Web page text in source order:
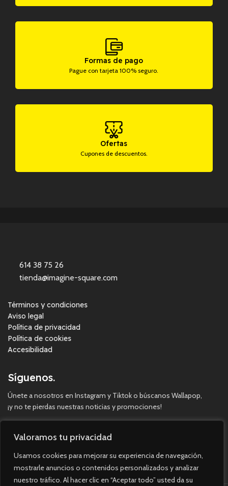
Valoramos tu privacidad
Usamos cookies para mejorar su experiencia de navegación,
mostrarle anuncios o contenidos personalizados y analizar
nuestro tráfico. Al hacer clic en “Aceptar todo” usted da su
Formas de pago
Pague con tarjeta 100% seguro.
Ofertas
Cupones de descuentos.
614 38 75 26
tienda@imagine-square.com
Términos y condiciones
Aviso legal
Política de privacidad
Política de cookies
Accesibilidad
Síguenos.
Únete a nosotros en Instagram y Tiktok o búscanos Wallapop,
¡y no te pierdas nuestras noticias y promociones!